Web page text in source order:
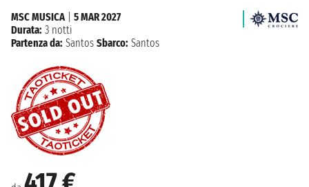
MSC MUSICA
5 MAR 2027
Durata: 3 notti
Partenza da: Santos Sbarco: Santos